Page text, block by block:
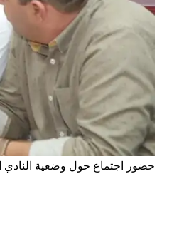
حضور اجتماع حول وضعية النادي